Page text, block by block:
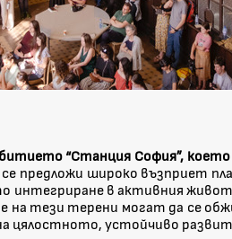
“Станция София”,
се предложи широко възприет
интегриране в активния
на тези терени могат да се
цялостното, устойчиво